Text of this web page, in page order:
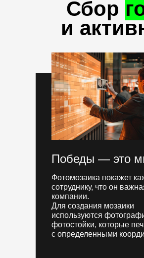
Сбор
и
Победы — это
Фотомозаика покажет
сотруднику, что он
компании.
Для создания мозаики
используются
фотостойки, которые
с определенными